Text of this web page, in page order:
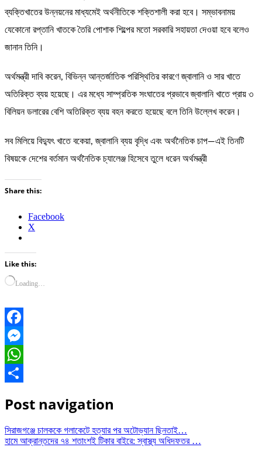
ব্যক্তিখাতের উন্নয়নের মাধ্যমেই অর্থনীতিকে শক্তিশালী করা হবে। সম্ভাবনাময়
যেকোনো রপ্তানি খাতকে তৈরি পোশাক শিল্পের মতো সরকারি সহায়তা দেওয়া হবে বলেও
জানান তিনি।
অর্থমন্ত্রী দাবি করেন, বিভিন্ন আন্তর্জাতিক পরিস্থিতির কারণে জ্বালানি ও সার খাতে
অতিরিক্ত ব্যয় হয়েছে। এর মধ্যে সাম্প্রতিক সংঘাতের প্রভাবে জ্বালানি খাতে প্রায় ৩
বিলিয়ন ডলারের বেশি অতিরিক্ত ব্যয় বহন করতে হয়েছে বলে তিনি উল্লেখ করেন।
সব মিলিয়ে বিদ্যুৎ খাতে বকেয়া, জ্বালানি ব্যয় বৃদ্ধি এবং অর্থনৈতিক চাপ—এই তিনটি
বিষয়কে দেশের বর্তমান অর্থনৈতিক চ্যালেঞ্জ হিসেবে তুলে ধরেন অর্থমন্ত্রী
Share this:
Facebook
X
Like this:
Loading…
Facebook
Messenger
WhatsApp
Post navigation
সিরাজগঞ্জে চালককে গলাকেটে হত্যার পর অটোভ্যান ছিনতাই…
হামে আক্রান্তদের ৭৪ শতাংশই টিকার বাইরে: স্বাস্থ্য অধিদফতর …